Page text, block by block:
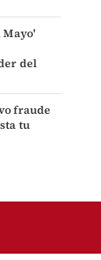
Mayo'
del
fraude
tu